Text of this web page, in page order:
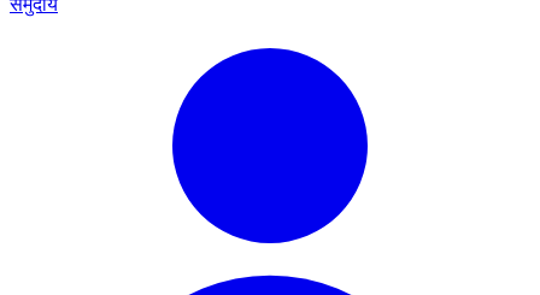
समुदाय